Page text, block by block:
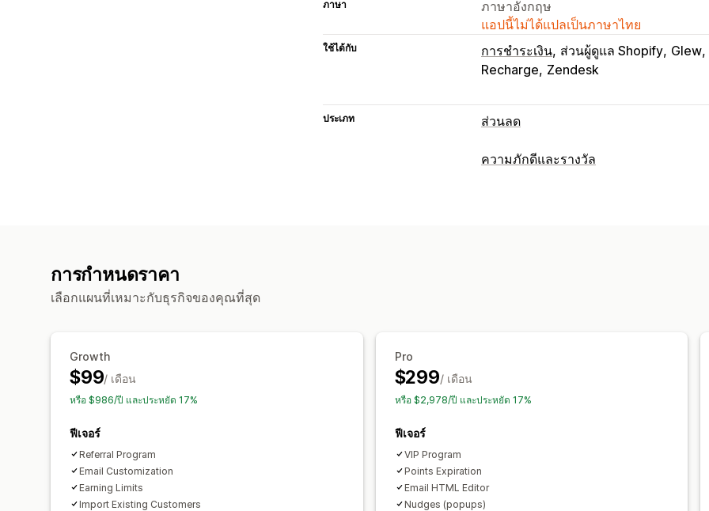
ภาษา
ภาษาอังกฤษ
แอปนี้ไม่ได้แปลเป็นภาษาไทย
ใช้ได้กับ การชำระเงิน ส่วนผู้ดูแล Shopify Glew
Recharge Zendesk
ประเภท ส่วนลด
ประเภทส่วนลด
ความภักดีและรางวัล
รา
การกำหนดราคา
เลือกแผนที่เหมาะกับธุรกิจของคุณที่สุด
Growth
$99/ เดือน
หรือ $986/ปี และประหยัด 17%
ฟีเจอร์
Referral Program
Email Customization
Earning Limits
Import Existing Customers
Pro
$299/ เดือน
หรือ $2,978/ปี และประหยัด 17%
ฟีเจอร์
VIP Program
Points Expiration
Email HTML Editor
Nudges (popups)